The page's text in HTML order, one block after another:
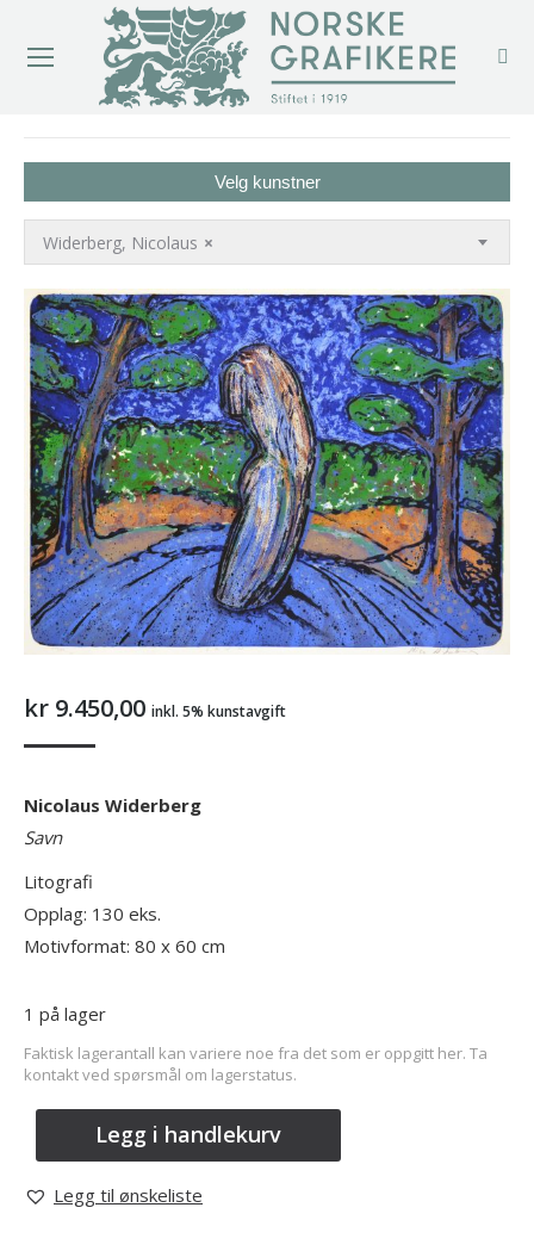
Velg kunstner
×
Widerberg, Nicolaus
kr 9.450,00 inkl. 5% kunstavgift
Nicolaus Widerberg
Savn
Litografi
Opplag: 130 eks.
Motivformat: 80 x 60 cm
1 på lager
Faktisk lagerantall kan variere noe fra det som er oppgitt her. Ta
kontakt ved spørsmål om lagerstatus.
Legg i handlekurv
Legg til ønskeliste